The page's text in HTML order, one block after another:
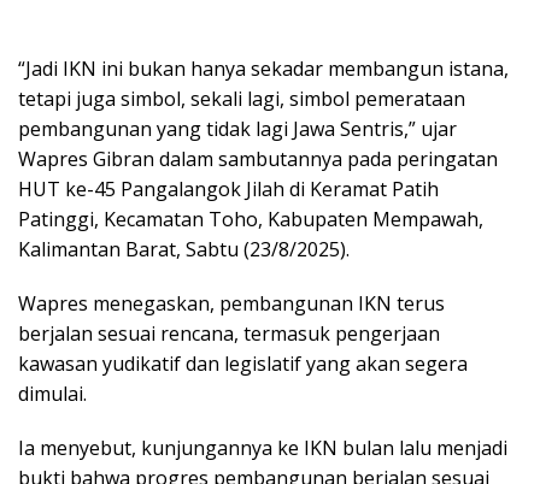
“Jadi IKN ini bukan hanya sekadar membangun istana,
tetapi juga simbol, sekali lagi, simbol pemerataan
pembangunan yang tidak lagi Jawa Sentris,” ujar
Wapres Gibran dalam sambutannya pada peringatan
HUT ke-45 Pangalangok Jilah di Keramat Patih
Patinggi, Kecamatan Toho, Kabupaten Mempawah,
Kalimantan Barat, Sabtu (23/8/2025).
Wapres menegaskan, pembangunan IKN terus
berjalan sesuai rencana, termasuk pengerjaan
kawasan yudikatif dan legislatif yang akan segera
dimulai.
Ia menyebut, kunjungannya ke IKN bulan lalu menjadi
bukti bahwa progres pembangunan berjalan sesuai